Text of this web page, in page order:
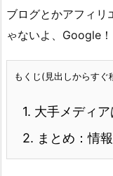
ブログとかアフィリ
ゃないよ、Google！
もくじ(見出しからすぐ
1. 大手メディ
2. まとめ：情